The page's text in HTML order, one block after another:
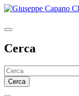
Cerca
Cerca